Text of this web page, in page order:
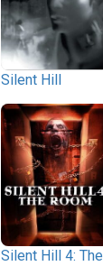
Silent Hill
Silent Hill 4: The